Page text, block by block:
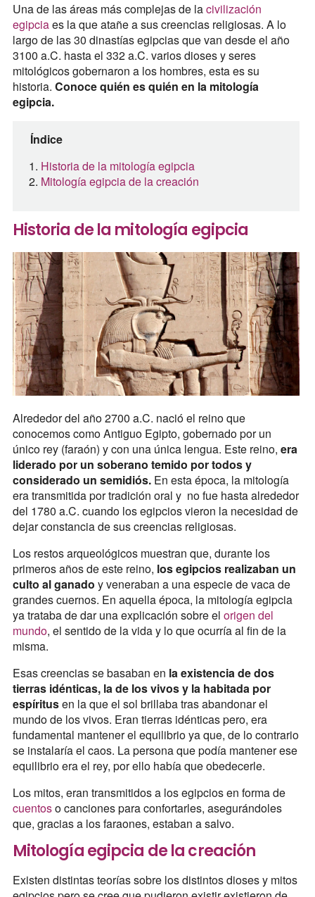
Una de las áreas más complejas de lacivilización
egipciaes la que atañe a sus creencias religiosas. A lo
largo de las 30 dinastías egipcias que van desde el año
3100 a.C. hasta el 332 a.C. varios dioses y seres
mitológicos gobernaron a los hombres, esta es su
historia. Conoce quién es quién en la mitología
egipcia.
Índice
Historia de la mitología egipcia
Mitología egipcia de la creación
Historia de la mitología egipcia
Alrededor del año 2700 a.C. nació el reino que
conocemos como Antiguo Egipto, gobernado por un
único rey (faraón) y con una única lengua. Este reino, era
liderado por un soberano temido por todos y
considerado un semidiós.En esta época, la mitología
era transmitida por tradición oral y no fue hasta alrededor
del 1780 a.C. cuando los egipcios vieron la necesidad de
dejar constancia de sus creencias religiosas.
Los restos arqueológicos muestran que, durante los
primeros años de este reino, los egipcios realizaban un
culto al ganado y veneraban a una especie de vaca de
grandes cuernos. En aquella época, la mitología egipcia
ya trataba de dar una explicación sobre el origen del
mundo, el sentido de la vida y lo que ocurría al fin de la
misma.
Esas creencias se basaban en la existencia de dos
tierras idénticas, la de los vivos y la habitada por
espíritusen la que el sol brillaba tras abandonar el
mundo de los vivos. Eran tierras idénticas pero, era
fundamental mantener el equilibrio ya que, de lo contrario
se instalaría el caos. La persona que podía mantener ese
equilibrio era el rey, por ello había que obedecerle.
Los mitos, eran transmitidos a los egipcios en forma de
cuentoso canciones para confortarles, asegurándoles
que, gracias a los faraones, estaban a salvo.
Mitología egipcia de la creación
Existen distintas teorías sobre los distintos dioses y mitos